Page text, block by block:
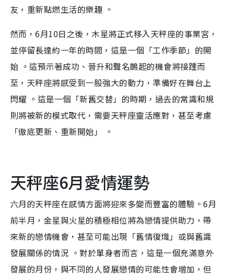
友，重新點燃生活的樂趣 。
然而，6月10日之後，木星將正式移入天秤座的事業宮，
並停留長達約一年的時間，這是一個「工作季節」的開
始 。這預示著成功、晉升和聲名鵲起的機會將接踵而
至，天秤座將感受到一股強大的動力，準備好在舞台上
閃耀 。這是一個「新舊交替」的時期，過去的常識和規
則將被新的模式取代，需要天秤座靈活應對，甚至考慮
「徹底更新、重新開始」 。
天秤座6月愛情運勢
六月的天秤座在感情方面將迎來多變而豐富的體驗。6月
前半月，金星與火星的積極相位將為戀情提供助力，帶
來新的戀情機會，甚至可能出現「舊情復熾」或與舊識
發展關係的情況 。對於單身者而言，這是一個充滿意外
發展的月份，與不同的人發展戀情的可能性會增加，但